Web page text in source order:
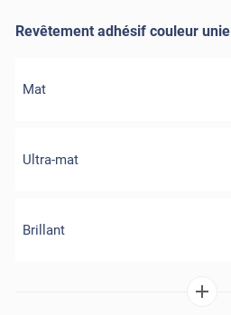
Revêtement adhésif couleur unie
Mat
Ultra-mat
Brillant